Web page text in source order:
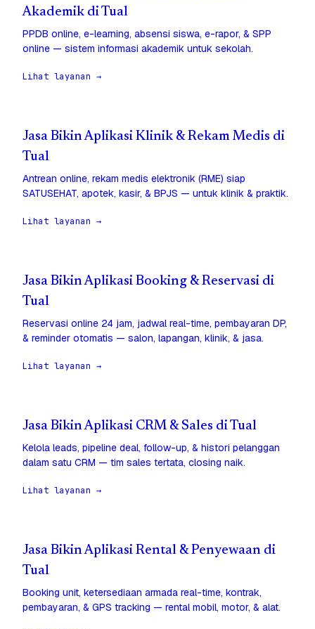
Akademik di Tual
PPDB online, e-learning, absensi siswa, e-rapor, & SPP
online — sistem informasi akademik untuk sekolah.
Lihat layanan →
Jasa Bikin Aplikasi Klinik & Rekam Medis di
Tual
Antrean online, rekam medis elektronik (RME) siap
SATUSEHAT, apotek, kasir, & BPJS — untuk klinik & praktik.
Lihat layanan →
Jasa Bikin Aplikasi Booking & Reservasi di
Tual
Reservasi online 24 jam, jadwal real-time, pembayaran DP,
& reminder otomatis — salon, lapangan, klinik, & jasa.
Lihat layanan →
Jasa Bikin Aplikasi CRM & Sales di Tual
Kelola leads, pipeline deal, follow-up, & histori pelanggan
dalam satu CRM — tim sales tertata, closing naik.
Lihat layanan →
Jasa Bikin Aplikasi Rental & Penyewaan di
Tual
Booking unit, ketersediaan armada real-time, kontrak,
pembayaran, & GPS tracking — rental mobil, motor, & alat.